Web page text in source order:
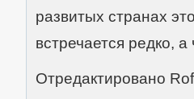
развитых странах
встречается редко, а
Отредактировано